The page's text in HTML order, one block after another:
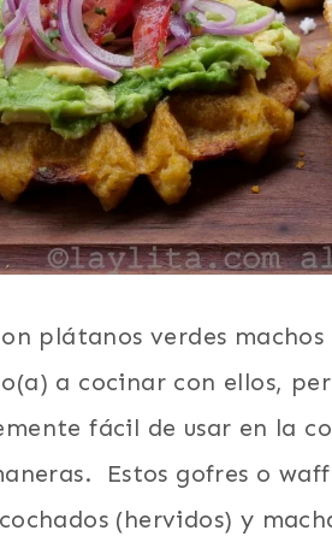
plátanos verdes
a cocinar con ellos,
fácil de usar en la
Estos gofres o
(hervidos) y